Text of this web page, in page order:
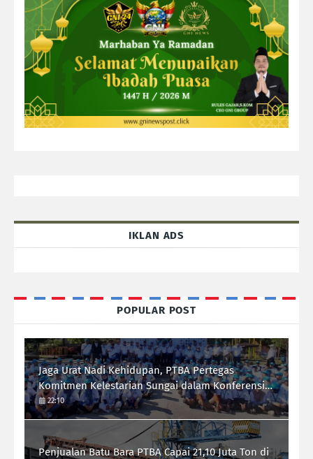
IKLAN ADS
POPULAR POST
Jaga Urat Nadi Kehidupan, PTBA Pertegas
Komitmen Kelestarian Sungai dalam Konferensi
Sungai Indonesia 2026
22:10
Penjualan Batu Bara PTBA Capai 21,10 Juta Ton di